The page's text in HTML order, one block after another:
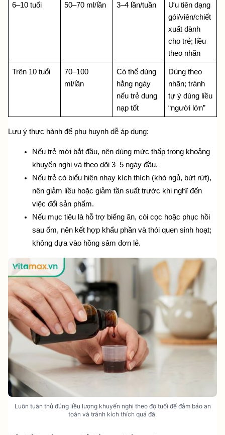
6–10 tuổi 50–70 ml/lần 3–4 lần/tuần
Ưu tiên dạng
gói/viên/chiết
xuất dành
cho trẻ; liều
theo nhãn
Trên 10 tuổi
70–100
ml/lần
Có thể dùng
hằng ngày
nếu trẻ dung
nạp tốt
Dùng theo
nhãn; tránh
tự ý dùng liều
“người lớn”
Lưu ý thực hành để phụ huynh dễ áp dụng:
Nếu trẻ mới bắt đầu, nên dùng mức thấp trong khoảng
khuyến nghị và theo dõi 3–5 ngày đầu.
Nếu trẻ có biểu hiện nhạy kích thích (khó ngủ, bứt rứt),
nên giảm liều hoặc giảm tần suất trước khi nghĩ đến
việc đổi sản phẩm.
Nếu mục tiêu là hỗ trợ biếng ăn, còi cọc hoặc phục hồi
sau ốm, nên kết hợp khẩu phần và thói quen sinh hoạt;
không dựa vào hồng sâm đơn lẻ.
Luôn tuân thủ đúng liều lượng khuyến nghị theo độ tuổi để đảm bảo an
toàn và tránh kích thích quá đà.